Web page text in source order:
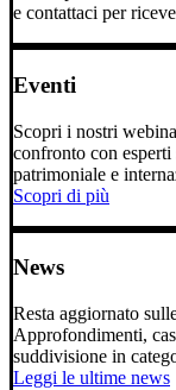
e contattaci per
Eventi
Scopri i nostri
confronto con
patrimoniale e
Scopri di più
News
Resta aggiornato
Approfondimenti,
suddivisione in
Leggi le ultime news